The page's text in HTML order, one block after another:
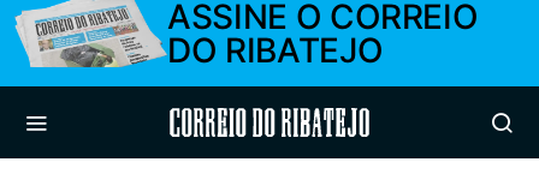
ASSINE O CORREIO
DO RIBATEJO
Correio do Ribatejo